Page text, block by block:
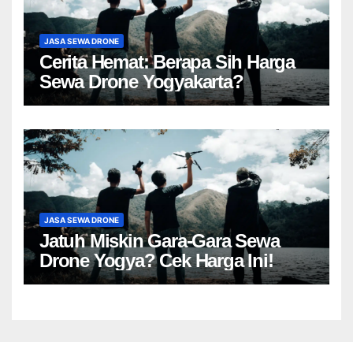
JASA SEWA DRONE
Cerita Hemat: Berapa Sih Harga
Sewa Drone Yogyakarta?
JASA SEWA DRONE
Jatuh Miskin Gara-Gara Sewa
Drone Yogya? Cek Harga Ini!